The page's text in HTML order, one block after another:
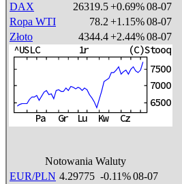
DAX
26319.5+0.69%08-07
Ropa WTI
78.2+1.15%08-07
Złoto
4344.4+2.44%08-07
Notowania Waluty
EUR/PLN 4.29775 -0.11%08-07